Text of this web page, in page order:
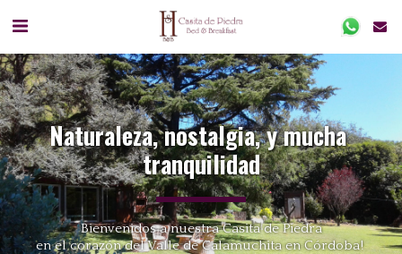
Naturaleza, nostalgia, y mucha
tranquilidad
Bienvenidos a nuestra Casita de Piedra
en el corazón del Valle de Calamuchita en Córdoba!